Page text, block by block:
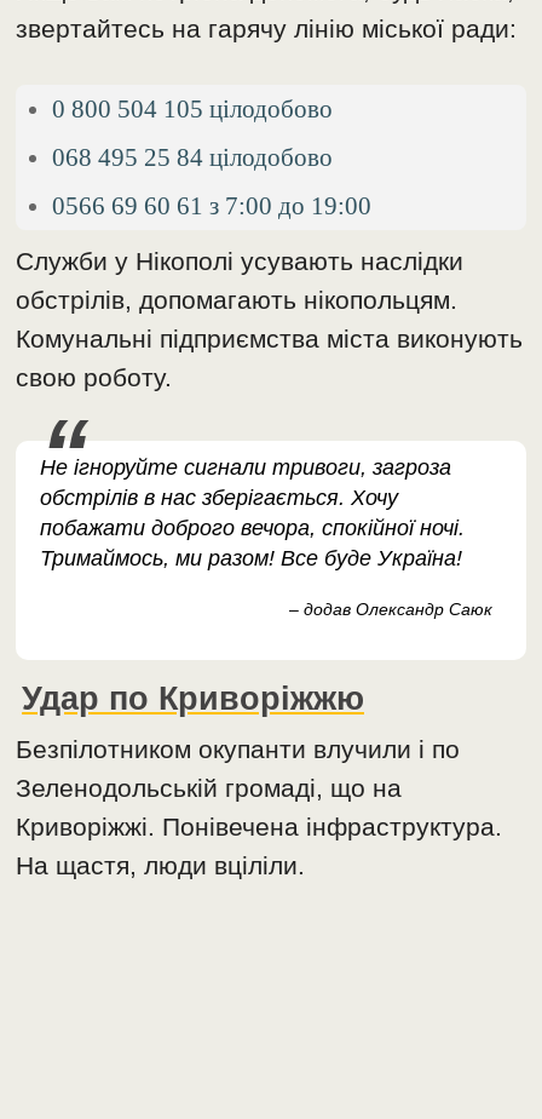
звертайтесь на гарячу лінію міської ради:
0 800 504 105 цілодобово
068 495 25 84 цілодобово
0566 69 60 61 з 7:00 до 19:00
Служби у Нікополі усувають наслідки
обстрілів, допомагають нікопольцям.
Комунальні підприємства міста виконують
свою роботу.
Не ігноруйте сигнали тривоги, загроза
обстрілів в нас зберігається. Хочу
побажати доброго вечора, спокійної ночі.
Тримаймось, ми разом! Все буде Україна!
– додав Олександр Саюк
Удар по Криворіжжю
Безпілотником окупанти влучили і по
Зеленодольській громаді, що на
Криворіжжі. Понівечена інфраструктура.
На щастя, люди вціліли.